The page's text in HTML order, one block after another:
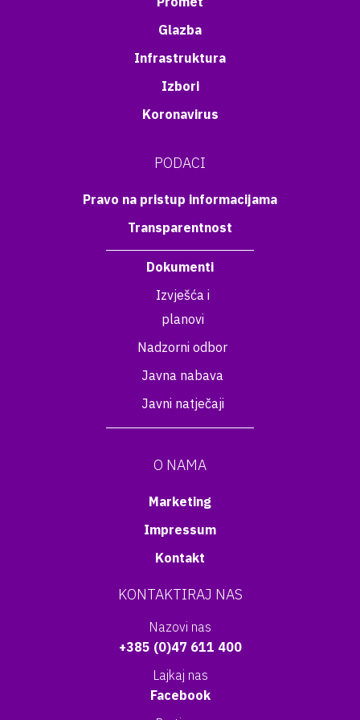
Glazba
Infrastruktura
Izbori
Koronavirus
PODACI
Pravo na pristup informacijama
Transparentnost
Dokumenti
Izvješća i
planovi
Nadzorni odbor
Javna nabava
Javni natječaji
O NAMA
Marketing
Impressum
Kontakt
KONTAKTIRAJ NAS
Nazovi nas
+385 (0)47 611 400
Lajkaj nas
Facebook